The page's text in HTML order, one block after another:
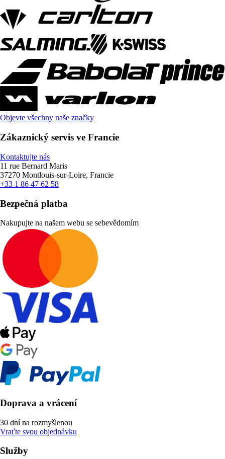
Objevte všechny naše značky
Zákaznický servis ve Francie
Kontaktujte nás
11 rue Bernard Maris
37270 Montlouis-sur-Loire, Francie
+33 1 86 47 62 58
Bezpečná platba
Nakupujte na našem webu se sebevědomím
Doprava a vrácení
30 dní na rozmyšlenou
Vraťte svou objednávku
Služby